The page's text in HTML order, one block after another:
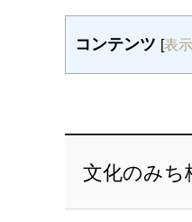
コンテンツ [表示
文化のみち